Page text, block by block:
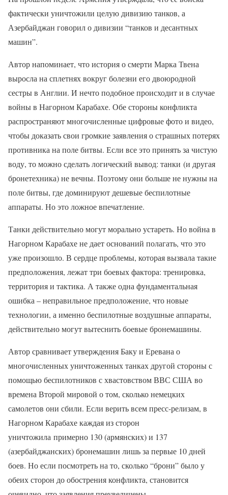
фактически уничтожили целую дивизию танков, а
Азербайджан говорил о дивизии “танков и десантных
машин”.
Автор напоминает, что история о смерти Марка Твена
выросла на сплетнях вокруг болезни его двоюродной
сестры в Англии. И нечто подобное происходит и в случае
войны в Нагорном Карабахе. Обе стороны конфликта
распространяют многочисленные цифровые фото и видео,
чтобы доказать свои громкие заявления о страшных потерях
противника на поле битвы. Если все это принять за чистую
воду, то можно сделать логический вывод: танки (и другая
бронетехника) не вечны. Поэтому они больше не нужны на
поле битвы, где доминируют дешевые беспилотные
аппараты. Но это ложное впечатление.
Танки действительно могут морально устареть. Но война в
Нагорном Карабахе не дает оснований полагать, что это
уже произошло. В сердце проблемы, которая вызвала такие
предположения, лежат три боевых фактора: тренировка,
территория и тактика. А также одна фундаментальная
ошибка – неправильное предположение, что новые
технологии, а именно беспилотные воздушные аппараты,
действительно могут вытеснить боевые бронемашины.
Автор сравнивает утверждения Баку и Еревана о
многочисленных уничтоженных танках другой стороны с
помощью беспилотников с хвастовством ВВС США во
времена Второй мировой о том, сколько немецких
самолетов они сбили. Если верить всем пресс-релизам, в
Нагорном Карабахе каждая из сторон
уничтожила примерно 130 (армянских) и 137
(азербайджанских) бронемашин лишь за первые 10 дней
боев. Но если посмотреть на то, сколько “брони” было у
обеих сторон до обострения конфликта, становится